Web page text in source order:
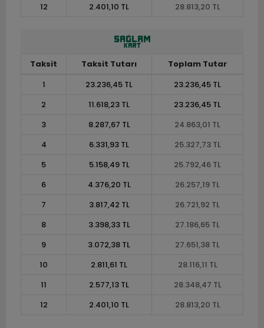
12
2.401,10 TL 28.813,20 TL
Taksit Taksit Tutarı
Toplam Tutar
1
23.236,45 TL
23.236,45 TL
2
11.618,23 TL
23.236,45 TL
3
8.287,67 TL
24.863,01 TL
4
6.331,93 TL
25.327,73 TL
5
5.158,49 TL
25.792,46 TL
6
4.376,20 TL
26.257,19 TL
7
3.817,42 TL
26.721,92 TL
8
3.398,33 TL
27.186,65 TL
9
3.072,38 TL
27.651,38 TL
10
2.811,61 TL
28.116,11 TL
11
2.577,13 TL
28.348,47 TL
12
2.401,10 TL 28.813,20 TL